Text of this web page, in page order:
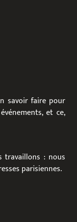
savoir faire pour
et ce,
travaillons : nous
parisiennes.